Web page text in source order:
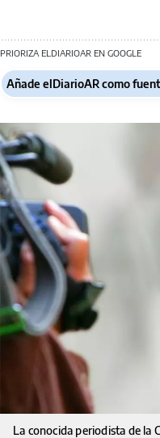
PRIORIZA ELDIARIOAR EN GOOGLE
Añade elDiarioAR como
La conocida periodista de la